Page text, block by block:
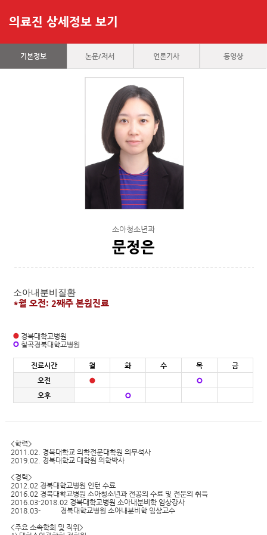
의료진 상세정보 보기
기본정보 논문/저서 언론기사 동영상
소아청소년과
문정은
소아내분비질환
*월 오전: 2째주 본원진료
경북대학교병원
칠곡경북대학교병원
진료시간 월 화 수 목
금
오전
오후
<학력>
2011.02. 경북대학교 의학전문대학원 의무석사
2019.02. 경북대학교 대학원 의학박사
<경력>
2012.02 경북대학교병원 인턴 수료
2016.02 경북대학교병원 소아청소년과 전공의 수료 및 전문의 취득
2016.03-2018.02 경북대학교병원 소아내분비학 임상강사
2018.03- 경북대학교병원 소아내분비학 임상교수
<주요 소속학회 및 직위>